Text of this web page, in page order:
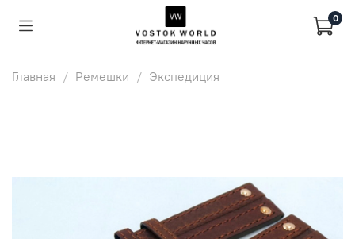
0
Главная Ремешки Экспедиция